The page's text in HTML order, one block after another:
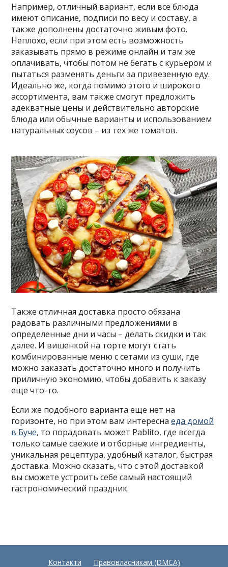
Например, отличный вариант, если все блюда
имеют описание, подписи по весу и составу, а
также дополнены достаточно живым фото.
Неплохо, если при этом есть возможность
заказывать прямо в режиме онлайн и там же
оплачивать, чтобы потом не бегать с курьером и
пытаться разменять деньги за привезенную еду.
Идеально же, когда помимо этого и широкого
ассортимента, вам также смогут предложить
адекватные цены и действительно авторские
блюда или обычные варианты и использованием
натуральных соусов – из тех же томатов.
Также отличная доставка просто обязана
радовать различными предложениями в
определенные дни и часы – делать скидки и так
далее. И вишенкой на торте могут стать
комбинированные меню с сетами из суши, где
можно заказать достаточно много и получить
приличную экономию, чтобы добавить к заказу
еще что-то.
Если же подобного варианта еще нет на
горизонте, но при этом вам интереснаеда домой
в Буче, то порадовать может Pablito, где всегда
только самые свежие и отборные ингредиенты,
уникальная рецептура, удобный каталог, быстрая
доставка. Можно сказать, что с этой доставкой
вы сможете устроить себе самый настоящий
гастрономический праздник.
Контакти Правовласникам (DMCA)